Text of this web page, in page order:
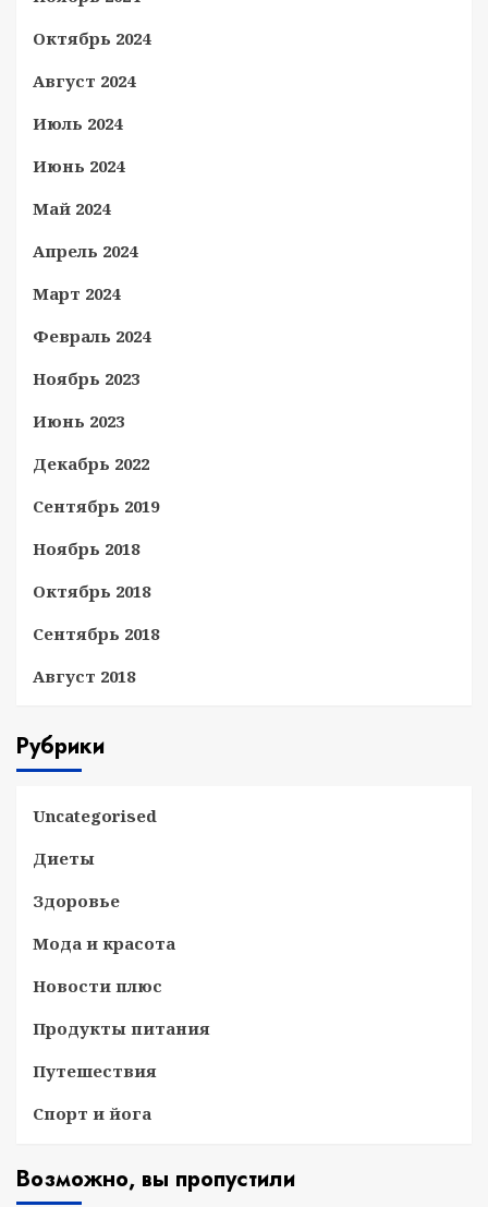
Октябрь 2024
Август 2024
Июль 2024
Июнь 2024
Май 2024
Апрель 2024
Март 2024
Февраль 2024
Ноябрь 2023
Июнь 2023
Декабрь 2022
Сентябрь 2019
Ноябрь 2018
Октябрь 2018
Сентябрь 2018
Август 2018
Рубрики
Uncategorised
Диеты
Здоровье
Мода и красота
Новости плюс
Продукты питания
Путешествия
Спорт и йога
Возможно, вы пропустили